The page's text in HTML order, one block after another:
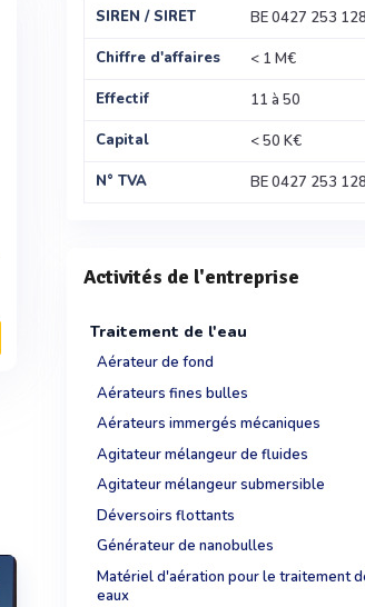
SIREN / SIRET
BE 0427 253 128
Chiffre d'affaires
< 1 M€
Effectif
11 à 50
Capital
< 50 K€
N° TVA
BE 0427 253 128
Activités de l'entreprise
Traitement de l'eau
Aérateur de fond
Aérateurs fines bulles
Aérateurs immergés mécaniques
Agitateur mélangeur de fluides
Agitateur mélangeur submersible
Déversoirs flottants
Générateur de nanobulles
Matériel d'aération pour le traitement
eaux